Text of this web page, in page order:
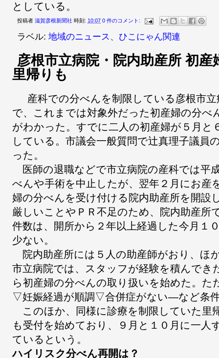
としている。
投稿者 滋賀彦根新聞社 時刻: 10:07 0 件のコメント:
ラベル: 地域のニュース、ひこにゃん関連
彦根市立病院・院内助産所 初産
里帰りも
産科での分べんを制限している彦根市立
で、これまでは対象外だった初産婦の分べ
がわかった。すでに二人の初産婦が５月と
している。市議会一般質問で辻真理子議員
った。
医師の退職などで市立病院の産科では平
べんや手術を中止したが、翌年２月にお産
婦の分べんを受け付ける院内助産所を開設
厳しいことやＰＲ不足のため、院内助産所
件数は、開所から２年以上経過した今月１
少ない。
院内助産所には５人の助産師がおり、ほ
市立病院では、スタッフが経験を積んでき
ら初産婦の分べんの取り扱いを始めた。
▽妊娠経過が順調▽合併症がない―など条
このほか、同様に診療を制限していた里
も受付を始めており、９月と１０月に一人
ているという。
ハイリスク分べん再開は？